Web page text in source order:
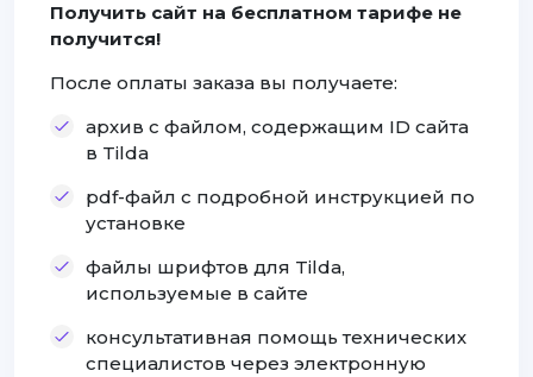
Получить сайт на бесплатном тарифе не
получится!
После оплаты заказа вы получаете:
архив с файлом, содержащим ID сайта
в Tilda
pdf-файл с подробной инструкцией по
установке
файлы шрифтов для Tilda,
используемые в сайте
консультативная помощь технических
специалистов через электронную